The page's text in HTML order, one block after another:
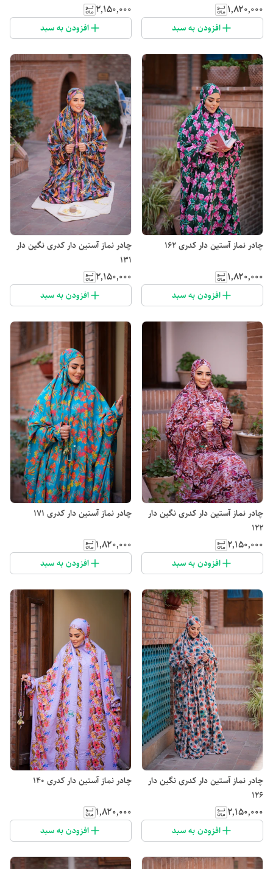
۱٬۸۲۰٬۰۰۰
افزودن به سبد
۲٬۱۵۰٬۰۰۰
افزودن به سبد
چادر نماز آستین دار کدری 162
۱٬۸۲۰٬۰۰۰
افزودن به سبد
چادر نماز آستین دار کدری نگین دار
131
۲٬۱۵۰٬۰۰۰
افزودن به سبد
چادر نماز آستین دار کدری نگین دار
122
۲٬۱۵۰٬۰۰۰
افزودن به سبد
چادر نماز آستین دار کدری 171
۱٬۸۲۰٬۰۰۰
افزودن به سبد
چادر نماز آستین دار کدری نگین دار
126
۲٬۱۵۰٬۰۰۰
افزودن به سبد
چادر نماز آستین دار کدری 140
۱٬۸۲۰٬۰۰۰
افزودن به سبد